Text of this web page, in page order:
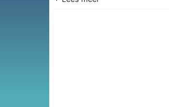
Van incidenten op de A58 en
en de Tilburgse binnenstad —